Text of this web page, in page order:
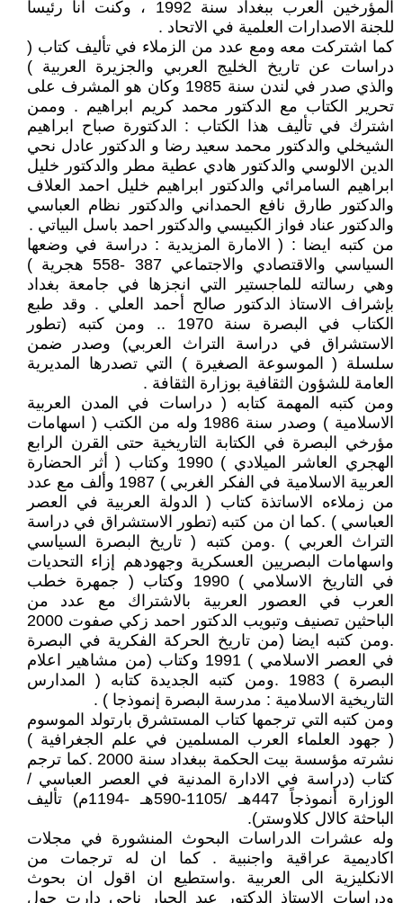
المؤرخين العرب ببغداد سنة 1992 ، وكنت انا رئيسا
للجنة الاصدارات العلمية في الاتحاد .
كما اشتركت معه ومع عدد من الزملاء في تأليف كتاب (
دراسات عن تاريخ الخليج العربي والجزيرة العربية )
والذي صدر في لندن سنة 1985 وكان هو المشرف على
تحرير الكتاب مع الدكتور محمد كريم ابراهيم . وممن
اشترك في تأليف هذا الكتاب : الدكتورة صباح ابراهيم
الشيخلي والدكتور محمد سعيد رضا و الدكتور عادل نحي
الدين الالوسي والدكتور هادي عطية مطر والدكتور خليل
ابراهيم السامرائي والدكتور ابراهيم خليل احمد العلاف
والدكتور طارق نافع الحمداني والدكتور نظام العباسي
والدكتور عناد فواز الكبيسي والدكتور احمد باسل البياتي .
من كتبه ايضا : ( الامارة المزيدية : دراسة في وضعها
السياسي والاقتصادي والاجتماعي 387 -558 هجرية )
وهي رسالته للماجستير التي انجزها في جامعة بغداد
بإشراف الاستاذ الدكتور صالح أحمد العلي . وقد طبع
الكتاب في البصرة سنة 1970 .. ومن كتبه (تطور
الاستشراق في دراسة التراث العربي) وصدر ضمن
سلسلة ( الموسوعة الصغيرة ) التي تصدرها المديرية
العامة للشؤون الثقافية بوزارة الثقافة .
ومن كتبه المهمة كتابه ( دراسات في المدن العربية
الاسلامية ) وصدر سنة 1986 وله من الكتب ( اسهامات
مؤرخي البصرة في الكتابة التاريخية حتى القرن الرابع
الهجري العاشر الميلادي ) 1990 وكتاب ( أثر الحضارة
العربية الاسلامية في الفكر الغربي ) 1987 وألف مع عدد
من زملاءه الاساتذة كتاب ( الدولة العربية في العصر
العباسي ) .كما ان من كتبه (تطور الاستشراق في دراسة
التراث العربي ) .ومن كتبه ( تاريخ البصرة السياسي
واسهامات البصريين العسكرية وجهودهم إزاء التحديات
في التاريخ الاسلامي ) 1990 وكتاب ( جمهرة خطب
العرب في العصور العربية بالاشتراك مع عدد من
الباحثين تصنيف وتبويب الدكتور احمد زكي صفوت 2000
.ومن كتبه ايضا (من تاريخ الحركة الفكرية في البصرة
في العصر الاسلامي ) 1991 وكتاب (من مشاهير اعلام
البصرة ) 1983 .ومن كتبه الجديدة كتابه ( المدارس
التاريخية الاسلامية : مدرسة البصرة إنموذجا ) .
ومن كتبه التي ترجمها كتاب المستشرق بارتولد الموسوم
( جهود العلماء العرب المسلمين في علم الجغرافية )
نشرته مؤسسة بيت الحكمة ببغداد سنة 2000 .كما ترجم
كتاب (دراسة في الادارة المدنية في العصر العباسي /
الوزارة أنموذجاً 447هـ /1105-590هـ -1194م) تأليف
الباحثة كالال كلاوستر).
وله عشرات الدراسات البحوث المنشورة في مجلات
اكاديمية عراقية واجنبية . كما ان له ترجمات من
الانكليزية الى العربية .واستطيع ان اقول ان بحوث
ودراسات الاستاذ الدكتور عبد الجبار ناجي دارت حول